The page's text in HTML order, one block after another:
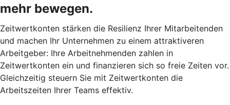
mehr bewegen.
Zeitwertkonten stärken die Resilienz Ihrer Mitarbeitenden
und machen Ihr Unternehmen zu einem attraktiveren
Arbeitgeber: Ihre Arbeitnehmenden zahlen in
Zeitwertkonten ein und finanzieren sich so freie Zeiten vor.
Gleichzeitig steuern Sie mit Zeitwertkonten die
Arbeitszeiten Ihrer Teams effektiv.